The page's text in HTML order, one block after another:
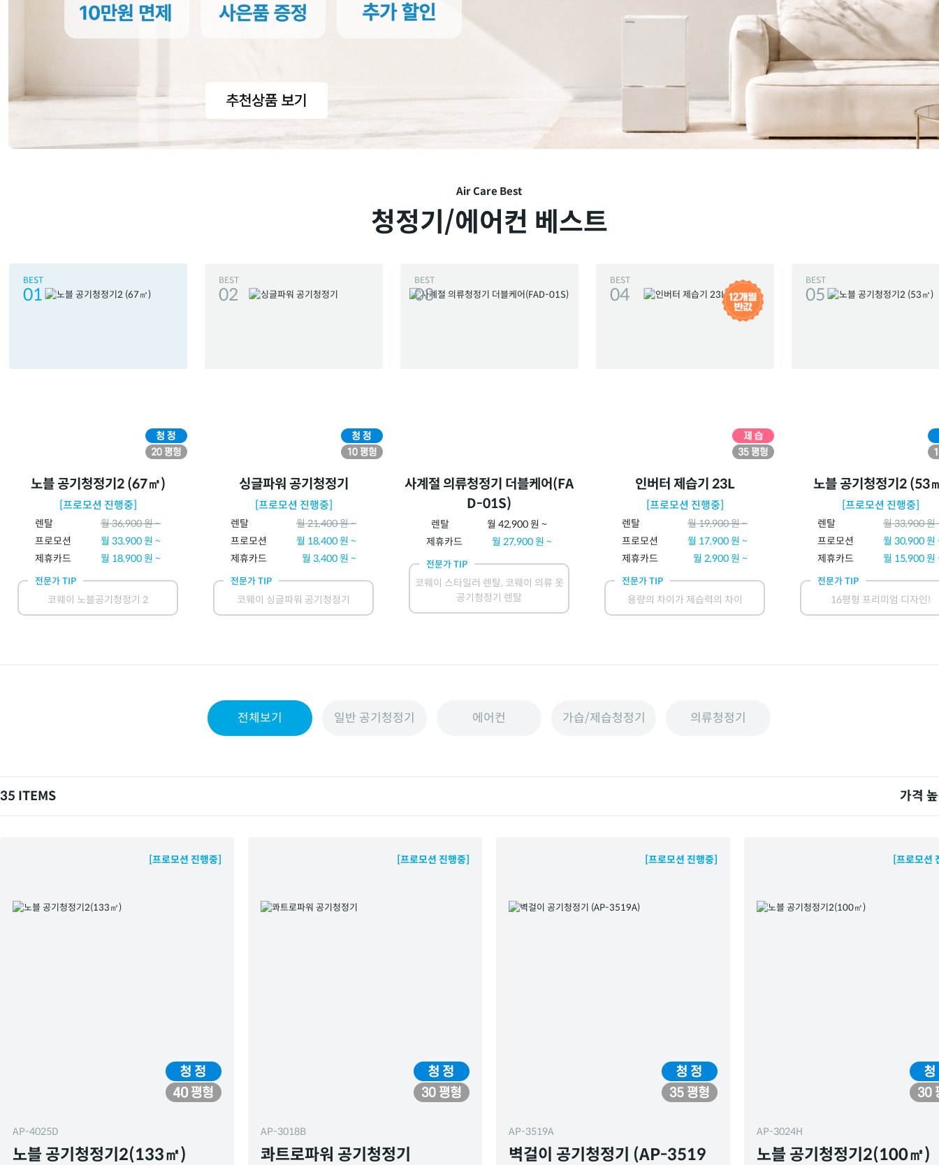
Air Care Best
청정기/에어컨 베스트
BEST
01
노블 공기청정기2 (67㎡)
[프로모션 진행중]
렌탈 월36,900원 ~
프로모션
월 33,900원 ~
제휴카드
월 18,900원 ~
전문가 TIP
코웨이 노블공기청정기 2
BEST
02
싱글파워 공기청정기
[프로모션 진행중]
렌탈 월21,400원 ~
프로모션
월 18,400원 ~
제휴카드
월 3,400원 ~
전문가 TIP
코웨이 싱글파워 공기청정기
BEST
03
사계절 의류청정기 더블케어(FA
D-01S)
렌탈 월 42,900원 ~
제휴카드
월 27,900원 ~
전문가 TIP
코웨이 스타일러 렌탈, 코웨이 의류 옷
공기청정기 렌탈
BEST
04
인버터 제습기 23L
[프로모션 진행중]
렌탈 월19,900원 ~
프로모션
월 17,900원 ~
제휴카드
월 2,900원 ~
전문가 TIP
용량의 차이가 제습력의 차이
BEST
05
노블 공기청정기2 (53
[프로모션 진행중]
렌탈 월33,900원
프로모션
월 30,900원
제휴카드
월 15,900원
전문가 TIP
16평형 프리미엄 디자인!
전체보기 일반 공기청정기 에어컨 가습/제습청정기 의류청정기
35 ITEMS 가격
[프로모션 진행중]
AP-4025D
노블 공기청정기2(133㎡)
[프로모션 진행중]
AP-3018B
콰트로파워 공기청정기
[프로모션 진행중]
AP-3519A
벽걸이 공기청정기 (AP-3519
[프로모션
AP-3024H
노블 공기청정기2(100㎡)